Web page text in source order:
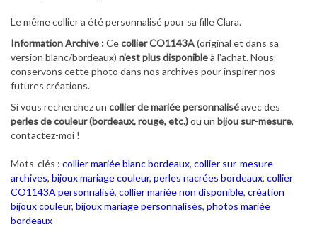
Le même collier a été personnalisé pour sa fille Clara.
Information Archive :Cecollier CO1143A(original et dans sa
version blanc/bordeaux) n'est plus disponibleà l'achat. Nous
conservons cette photo dans nos archives pour inspirer nos
futures créations.
Si vous recherchez un collier de mariée personnaliséavec des
perles de couleur (bordeaux, rouge, etc.)ou un bijou sur-mesure,
contactez-moi !
Mots-clés : collier mariée blanc bordeaux, collier sur-mesure
archives, bijoux mariage couleur, perles nacrées bordeaux, collier
CO1143A personnalisé, collier mariée non disponible, création
bijoux couleur, bijoux mariage personnalisés, photos mariée
bordeaux